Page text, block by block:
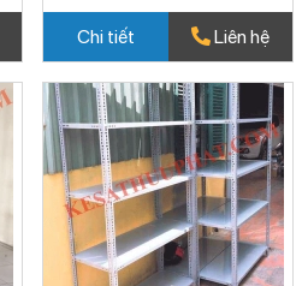
Chi tiết Liên hệ